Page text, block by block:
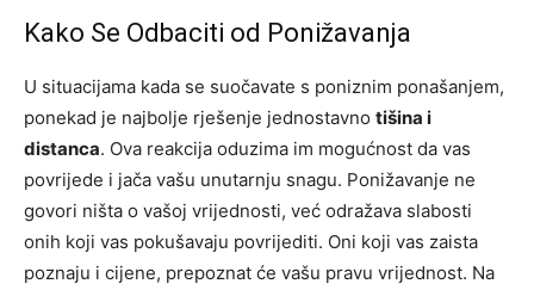
Kako Se Odbaciti od Ponižavanja
U situacijama kada se suočavate s poniznim ponašanjem,
ponekad je najbolje rješenje jednostavno tišina i
distanca. Ova reakcija oduzima im mogućnost da vas
povrijede i jača vašu unutarnju snagu. Ponižavanje ne
govori ništa o vašoj vrijednosti, već odražava slabosti
onih koji vas pokušavaju povrijediti. Oni koji vas zaista
poznaju i cijene, prepoznat će vašu pravu vrijednost. Na